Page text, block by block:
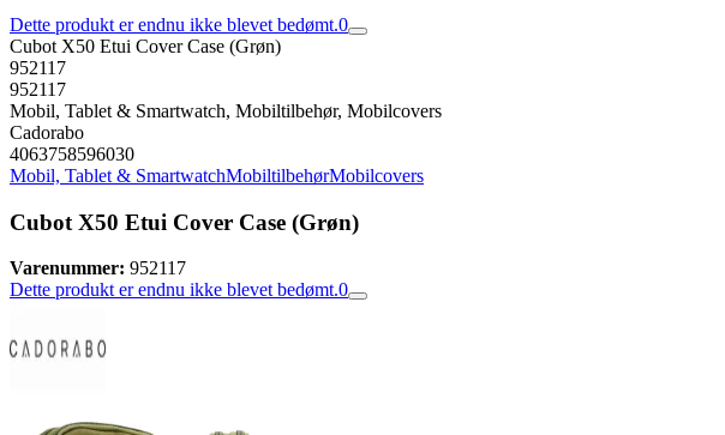
Dette produkt er endnu ikke blevet bedømt.0
Cubot X50 Etui Cover Case (Grøn)
952117
952117
Mobil, Tablet & Smartwatch, Mobiltilbehør, Mobilcovers
Cadorabo
4063758596030
Mobil, Tablet & SmartwatchMobiltilbehørMobilcovers
Cubot X50 Etui Cover Case (Grøn)
Varenummer: 952117
Dette produkt er endnu ikke blevet bedømt.0